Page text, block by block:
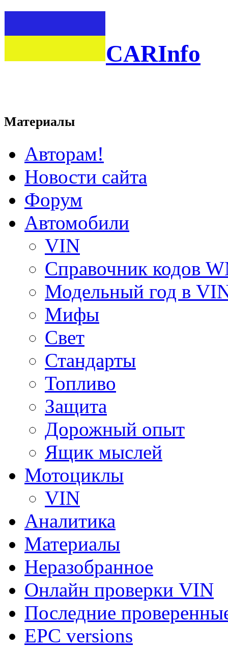
CARInfo
Материалы
Авторам!
Новости сайта
Форум
Автомобили
VIN
Справочник кодов
Модельный год в
Мифы
Свет
Стандарты
Топливо
Защита
Дорожный опыт
Ящик мыслей
Мотоциклы
VIN
Аналитика
Материалы
Неразобранное
Онлайн проверки VIN
Последние
EPC versions